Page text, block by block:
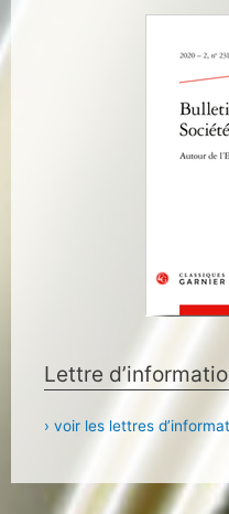
Lettre
› voir les lettres